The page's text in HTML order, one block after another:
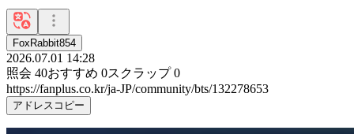
FoxRabbit854
2026.07.01 14:28
照会 40おすすめ 0スクラップ 0
https://fanplus.co.kr/ja-JP/community/bts/132278653
アドレスコピー